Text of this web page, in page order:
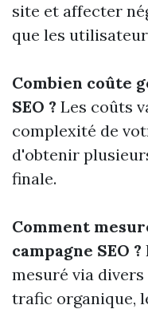
site et affecter
que les
Combien coûte
SEO ? Les coûts
complexité de
d'obtenir
finale.
Comment
campagne SEO ?
mesuré via
trafic organique,